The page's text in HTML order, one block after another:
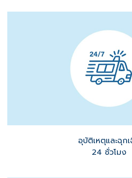
อุบัติเหตุและฉุก
24 ชั่วโมง